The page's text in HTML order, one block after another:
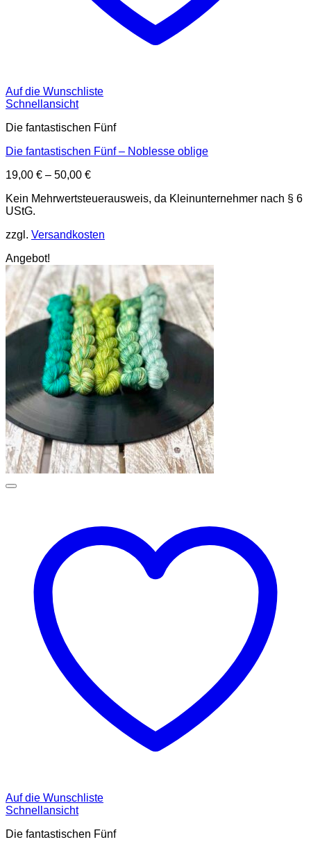
Auf die Wunschliste
Schnellansicht
Die fantastischen Fünf
Die fantastischen Fünf – Noblesse oblige
19,00 € – 50,00 €
Kein Mehrwertsteuerausweis, da Kleinunternehmer nach § 6
UStG.
zzgl. Versandkosten
Angebot!
Auf die Wunschliste
Schnellansicht
Die fantastischen Fünf